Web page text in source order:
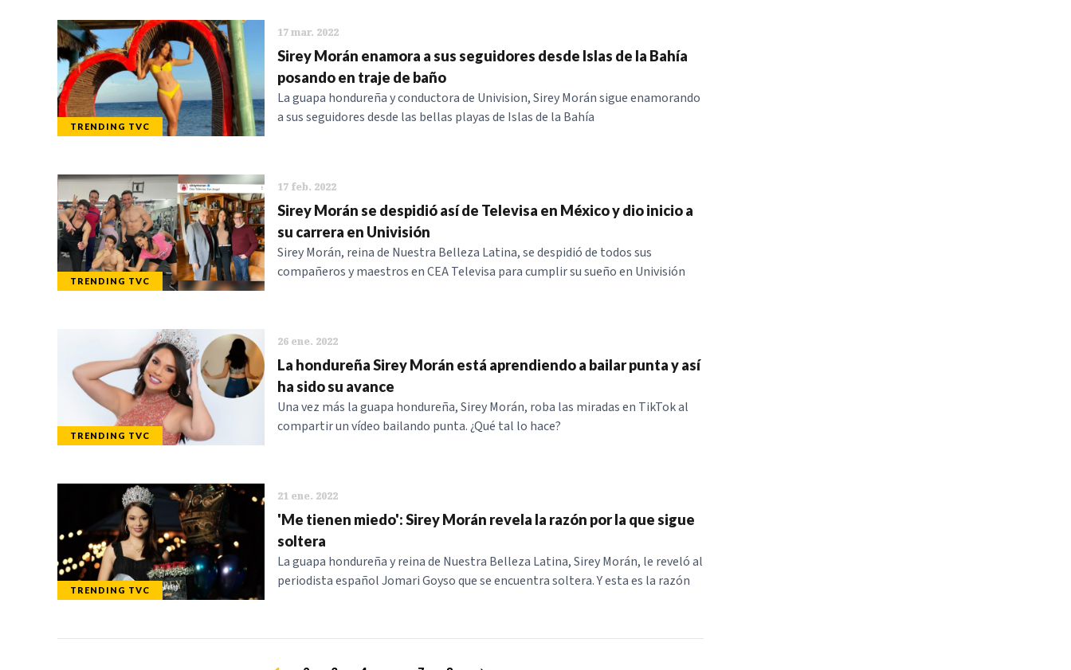
TRENDING TVC
17 mar. 2022
Sirey Morán enamora a sus seguidores desde Islas de la Bahía
posando en traje de baño
La guapa hondureña y conductora de Univision, Sirey Morán sigue enamorando
a sus seguidores desde las bellas playas de Islas de la Bahía
TRENDING TVC
17 feb. 2022
Sirey Morán se despidió así de Televisa en México y dio inicio a
su carrera en Univisión
Sirey Morán, reina de Nuestra Belleza Latina, se despidió de todos sus
compañeros y maestros en CEA Televisa para cumplir su sueño en Univisión
TRENDING TVC
26 ene. 2022
La hondureña Sirey Morán está aprendiendo a bailar punta y así
ha sido su avance
Una vez más la guapa hondureña, Sirey Morán, roba las miradas en TikTok al
compartir un vídeo bailando punta. ¿Qué tal lo hace?
TRENDING TVC
21 ene. 2022
'Me tienen miedo': Sirey Morán revela la razón por la que sigue
soltera
La guapa hondureña y reina de Nuestra Belleza Latina, Sirey Morán, le reveló al
periodista español Jomari Goyso que se encuentra soltera. Y esta es la razón